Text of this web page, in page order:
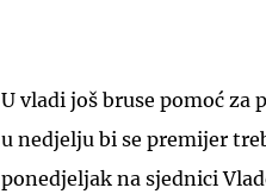
U vladi još bruse pomoć za
u nedjelju bi se premijer
ponedjeljak na sjednici